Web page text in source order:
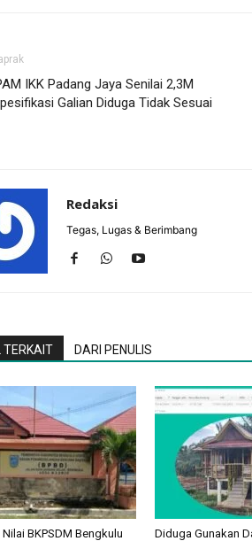
IKK Padang Jaya Senilai 2,3M
Galian Diduga Tidak Sesuai
Redaksi
Tegas, Lugas & Berimbang
TERKAIT DARI PENULIS
Nilai BKPSDM Bengkulu
Diduga Gunakan